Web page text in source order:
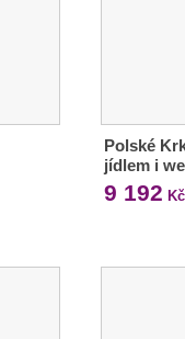
Polské
jídlem i
9 192 Kč